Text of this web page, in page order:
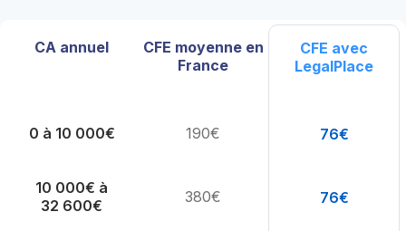
CA annuel
0 à 10 000€
10 000€ à
32 600€
CFE moyenne en
France
190€
380€
CFE avec
LegalPlace
76€
76€